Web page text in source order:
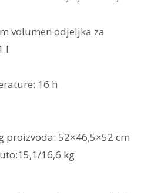
volumen odjeljka za
l
16 h
proizvoda: 52×46,5×52 cm
16,6 kg